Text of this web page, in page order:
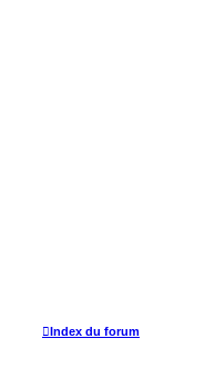
Index du forum